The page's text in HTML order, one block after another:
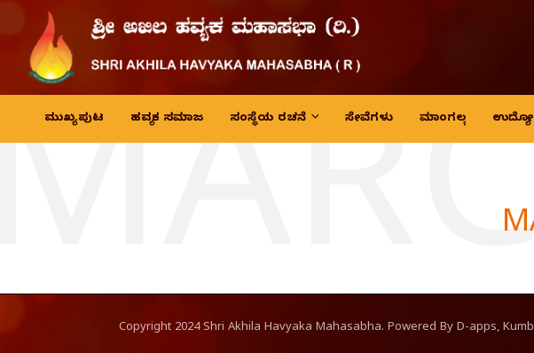
ಮುಖ್ಯ ಪುಟ ಹವ್ಯಕ ಸಮಾಜ ಸಂಸ್ಥೆಯ ರಚನೆ ಸೇವೆಗಳು ಮಾಂಗಲ್ಯ
Copyright 2024Shri Akhila Havyaka Mahasabha. Powered ByD-apps,